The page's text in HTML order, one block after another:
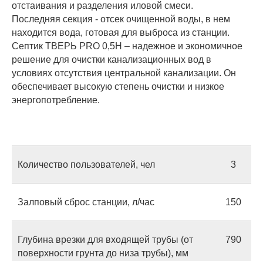
отстаивания и разделения иловой смеси.
Последняя секция - отсек очищенной воды, в нем
находится вода, готовая для выброса из станции.
Септик ТВЕРЬ PRO 0,5H – надежное и экономичное
решение для очистки канализационных вод в
условиях отсутствия центральной канализации. Он
обеспечивает высокую степень очистки и низкое
энергопотребление.
Количество пользователей, чел 3
Залповый сброс станции, л/час 150
Глубина врезки для входящей трубы (от
поверхности грунта до низа трубы), мм
790